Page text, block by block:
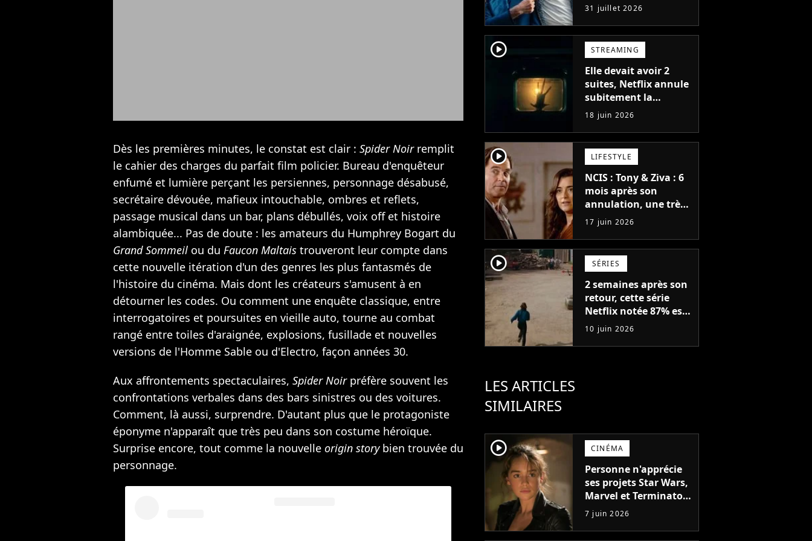
Dès les premières minutes, le constat est clair : Spider Noirremplit
le cahier des charges du parfait film policier. Bureau d'enquêteur
enfumé et lumière perçant les persiennes, personnage désabusé,
secrétaire dévouée, mafieux intouchable, ombres et reflets,
passage musical dans un bar, plans débullés, voix off et histoire
alambiquée... Pas de doute : les amateurs du Humphrey Bogart du
Grand Sommeil ou du Faucon Maltais trouveront leur compte dans
cette nouvelle itération d'un des genres les plus fantasmés de
l'histoire du cinéma. Mais dont les créateurs s'amusent à en
détourner les codes. Ou comment une enquête classique, entre
interrogatoires et poursuites en vieille auto, tourne au combat
rangé entre toiles d'araignée, explosions, fusillade et nouvelles
versions de l'Homme Sable ou d'Electro, façon années 30.
Aux affrontements spectaculaires, Spider Noirpréfère souvent les
confrontations verbales dans des bars sinistres ou des voitures.
Comment, là aussi, surprendre. D'autant plus que le protagoniste
éponyme n'apparaît que très peu dans son costume héroïque.
Surprise encore, tout comme la nouvelle origin storybien trouvée du
personnage.
Marvel adorée du
public est annulée à
la surprise générale
31 juillet 2026
player2 STREAMING
Elle devait avoir 2
suites, Netflix annule
subitement la
nouvelle série de
science-fiction des
créateurs de Stranger
Things notée 97%
18 juin 2026
player2 LIFESTYLE
NCIS : Tony & Ziva : 6
mois après son
annulation, une très
bonne nouvelle pour
la série qui intrigue
pour la suite
17 juin 2026
player2 SÉRIES
2 semaines après son
retour, cette série
Netflix notée 87% est
annulée (mais y a
quand même une
bonne nouvelle)
10 juin 2026
LES ARTICLES
SIMILAIRES
player2 CINÉMA
Personne n'apprécie
ses projets Star Wars,
Marvel et Terminator
mais Emilia Clarke
s'en moque
7 juin 2026